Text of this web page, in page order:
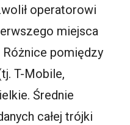
operatorowi
miejsca
Różnice pomiędzy
T-Mobile,
Średnie
całej trójki